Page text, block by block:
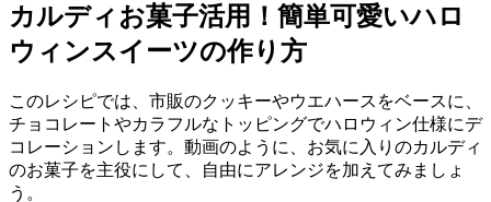
カルディお菓子活用！簡単可愛いハロ
ウィンスイーツの作り方
このレシピでは、市販のクッキーやウエハースをベースに、
チョコレートやカラフルなトッピングでハロウィン仕様にデ
コレーションします。動画のように、お気に入りのカルディ
のお菓子を主役にして、自由にアレンジを加えてみましょ
う。